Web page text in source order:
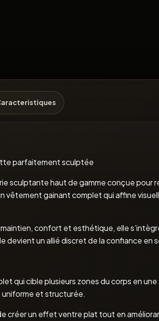
parfaitement sculptée
sculptante haut de gamme conçue pour
vêtement gainant complet qui affine
confort et esthétique, elle
un allié discret de la confiance en
qui cible plusieurs zones du corps en
et structurée.
créer un effet ventre plat tout en